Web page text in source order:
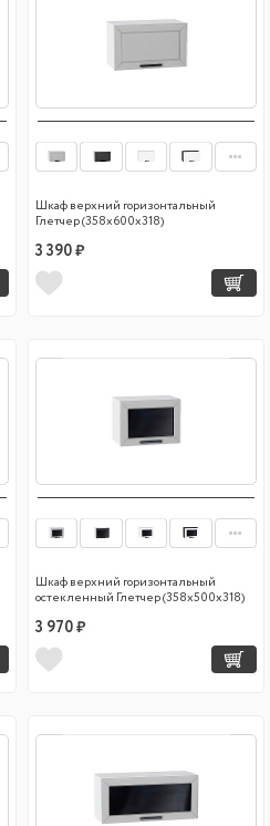
Шкаф верхний горизонтальный
Глетчер (358х600х318)
3 390 ₽
Шкаф верхний горизонтальный
остекленный Глетчер (358х500х318)
3 970 ₽